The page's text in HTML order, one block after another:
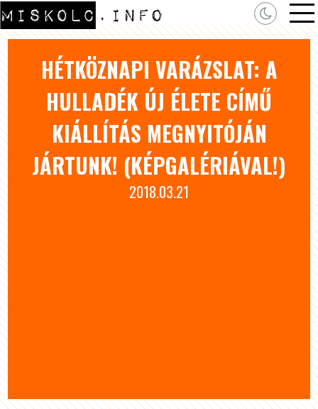
HÉTKÖZNAPI VARÁZSLAT: A
HULLADÉK ÚJ ÉLETE CÍMŰ
KIÁLLÍTÁS MEGNYITÓJÁN
JÁRTUNK! (KÉPGALÉRIÁVAL!)
2018.03.21